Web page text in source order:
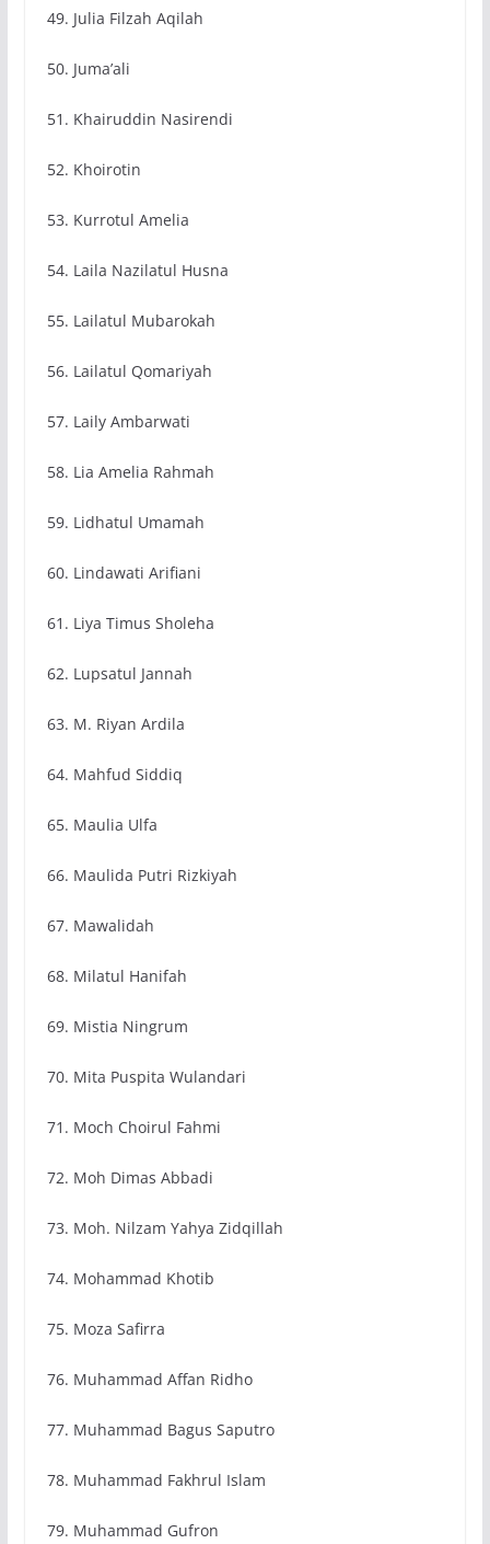
49. Julia Filzah Aqilah
50. Juma’ali
51. Khairuddin Nasirendi
52. Khoirotin
53. Kurrotul Amelia
54. Laila Nazilatul Husna
55. Lailatul Mubarokah
56. Lailatul Qomariyah
57. Laily Ambarwati
58. Lia Amelia Rahmah
59. Lidhatul Umamah
60. Lindawati Arifiani
61. Liya Timus Sholeha
62. Lupsatul Jannah
63. M. Riyan Ardila
64. Mahfud Siddiq
65. Maulia Ulfa
66. Maulida Putri Rizkiyah
67. Mawalidah
68. Milatul Hanifah
69. Mistia Ningrum
70. Mita Puspita Wulandari
71. Moch Choirul Fahmi
72. Moh Dimas Abbadi
73. Moh. Nilzam Yahya Zidqillah
74. Mohammad Khotib
75. Moza Safirra
76. Muhammad Affan Ridho
77. Muhammad Bagus Saputro
78. Muhammad Fakhrul Islam
79. Muhammad Gufron